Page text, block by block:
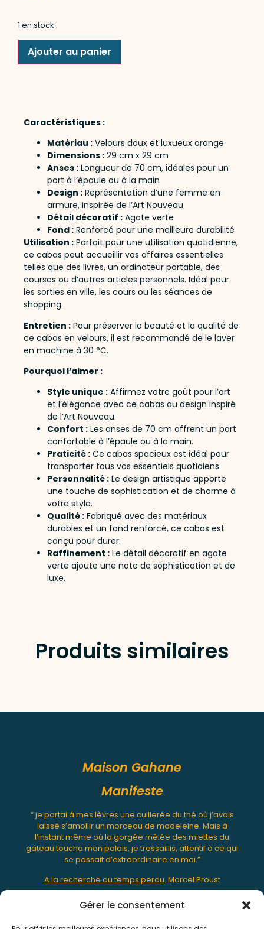
Gérer le consentement
1 en stock
Ajouter au panier
Caractéristiques :
Matériau : Velours doux et luxueux orange
Dimensions : 29 cm x 29 cm
Anses : Longueur de 70 cm, idéales pour un
port à l’épaule ou à la main
Design : Représentation d’une femme en
armure, inspirée de l’Art Nouveau
Détail décoratif : Agate verte
Fond : Renforcé pour une meilleure durabilité
Utilisation : Parfait pour une utilisation quotidienne,
ce cabas peut accueillir vos affaires essentielles
telles que des livres, un ordinateur portable, des
courses ou d’autres articles personnels. Idéal pour
les sorties en ville, les cours ou les séances de
shopping.
Entretien : Pour préserver la beauté et la qualité de
ce cabas en velours, il est recommandé de le laver
en machine à 30 °C.
Pourquoi l’aimer :
Style unique : Affirmez votre goût pour l’art
et l’élégance avec ce cabas au design inspiré
de l’Art Nouveau.
Confort : Les anses de 70 cm offrent un port
confortable à l’épaule ou à la main.
Praticité : Ce cabas spacieux est idéal pour
transporter tous vos essentiels quotidiens.
Personnalité : Le design artistique apporte
une touche de sophistication et de charme à
votre style.
Qualité : Fabriqué avec des matériaux
durables et un fond renforcé, ce cabas est
conçu pour durer.
Raffinement : Le détail décoratif en agate
verte ajoute une note de sophistication et de
luxe.
Produits similaires
Maison Gahane
Manifeste
“ je portai à mes lèvres une cuillerée du thé où j’avais
laissé s’amollir un morceau de madeleine. Mais à
l’instant même où la gorgée mêlée des miettes du
gâteau toucha mon palais, je tressaillis, attentif à ce qui
se passait d’extraordinaire en moi.”
A la recherche du temps perdu. Marcel Proust